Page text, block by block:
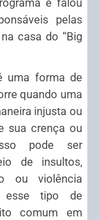
e falou
pelas
casa do “Big
uma forma de
quando uma
injusta ou
sua crença ou
pode ser
de insultos,
ou violência
esse tipo de
comum em